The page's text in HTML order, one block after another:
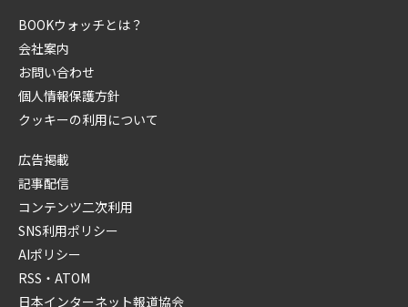
BOOKウォッチとは？
会社案内
お問い合わせ
個人情報保護方針
クッキーの利用について
広告掲載
記事配信
コンテンツ二次利用
SNS利用ポリシー
AIポリシー
RSS・ATOM
日本インターネット報道協会